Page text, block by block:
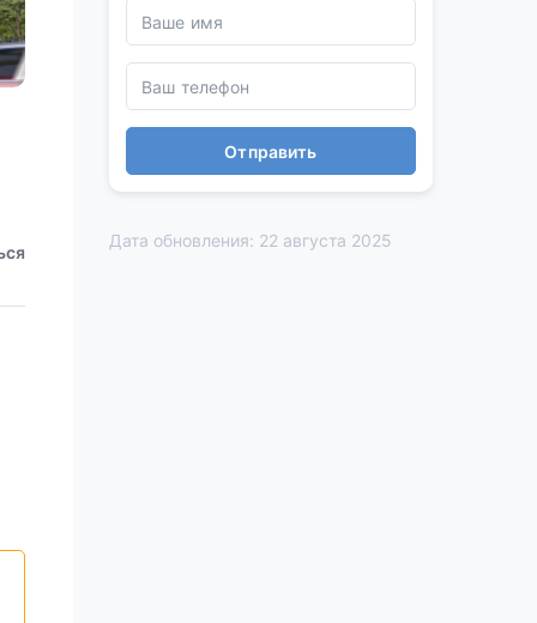
Отправить
Дата обновления: 22 августа 2025